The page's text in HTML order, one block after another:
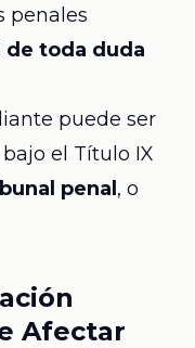
penales
de toda duda
puede ser
el Título IX
penal , o
Afectar